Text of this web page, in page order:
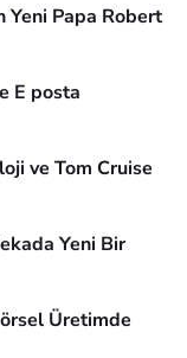
Yeni Papa Robert
E posta
ve Tom Cruise
Yeni Bir
Üretimde